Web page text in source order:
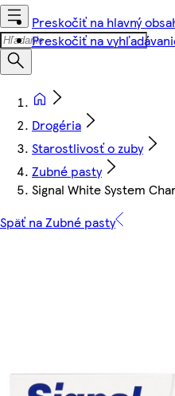
Preskočiť na hlavný
Preskočiť na
Drogéria
Starostlivosť o zuby
Zubné pasty
Signal White System
Späť na Zubné pasty